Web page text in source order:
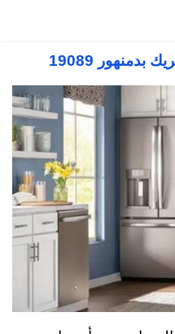
19089 مصر